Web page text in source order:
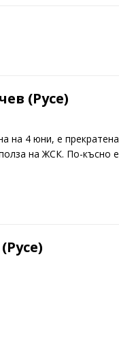
(Русе)
на 4 юни, е прекратена
на ЖСК. По-късно е